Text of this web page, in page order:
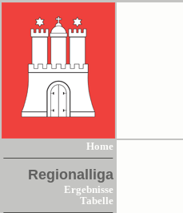
Home
Regionalliga
Ergebnisse
Tabelle